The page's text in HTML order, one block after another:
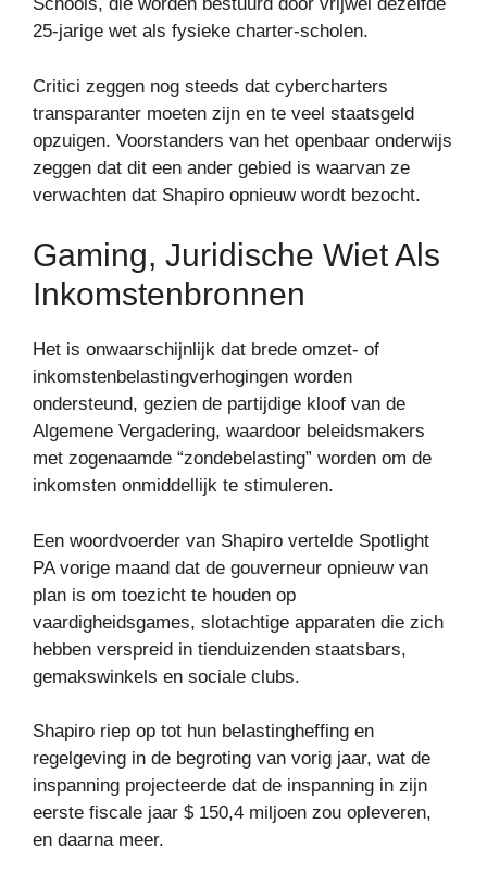
25-jarige wet als fysieke charter-scholen.
Critici zeggen nog steeds dat cybercharters
transparanter moeten zijn en te veel staatsgeld
opzuigen. Voorstanders van het openbaar onderwijs
zeggen dat dit een ander gebied is waarvan ze
verwachten dat Shapiro opnieuw wordt bezocht.
Gaming, Juridische Wiet Als
Inkomstenbronnen
Het is onwaarschijnlijk dat brede omzet- of
inkomstenbelastingverhogingen worden
ondersteund, gezien de partijdige kloof van de
Algemene Vergadering, waardoor beleidsmakers
met zogenaamde “zondebelasting” worden om de
inkomsten onmiddellijk te stimuleren.
Een woordvoerder van Shapiro vertelde Spotlight
PA vorige maand dat de gouverneur opnieuw van
plan is om toezicht te houden op
vaardigheidsgames, slotachtige apparaten die zich
hebben verspreid in tienduizenden staatsbars,
gemakswinkels en sociale clubs.
Shapiro riep op tot hun belastingheffing en
regelgeving in de begroting van vorig jaar, wat de
inspanning projecteerde dat de inspanning in zijn
eerste fiscale jaar $ 150,4 miljoen zou opleveren,
en daarna meer.